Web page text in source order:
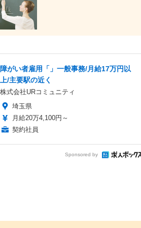
障がい者雇用「」一般事務/月給17万円以
上/主要駅の近く
株式会社URコミュニティ
埼玉県
月給20万4,100円～
契約社員
Sponsored by